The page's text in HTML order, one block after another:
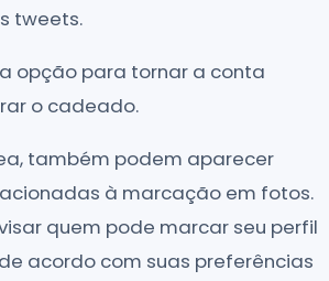
tweets.
opção para tornar a conta
o cadeado.
também podem aparecer
à marcação em fotos.
quem pode marcar seu perfil
acordo com suas preferências